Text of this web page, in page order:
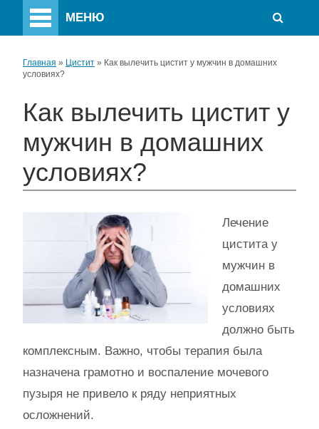
МЕНЮ
Главная » Цистит » Как вылечить цистит у мужчин в домашних
условиях?
Как вылечить цистит у
мужчин в домашних
условиях?
Лечение
цистита у
мужчин в
домашних
условиях
должно быть
комплексным. Важно, чтобы терапия была
назначена грамотно и воспаление мочевого
пузыря не привело к ряду неприятных
осложнений.